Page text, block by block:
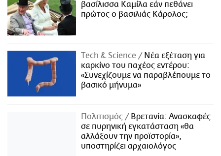
βασίλισσα Καμίλα εάν πεθάνει
πρώτος ο βασιλιάς Κάρολος;
Τech & Science
Νέα εξέταση για
καρκίνο του παχέος εντέρου:
«Συνεχίζουμε να παραβλέπουμε το
βασικό μήνυμα»
Πολιτισμός
Βρετανία: Ανασκαφές
σε πυρηνική εγκατάσταση «θα
αλλάξουν την προϊστορία»,
υποστηρίζει αρχαιολόγος